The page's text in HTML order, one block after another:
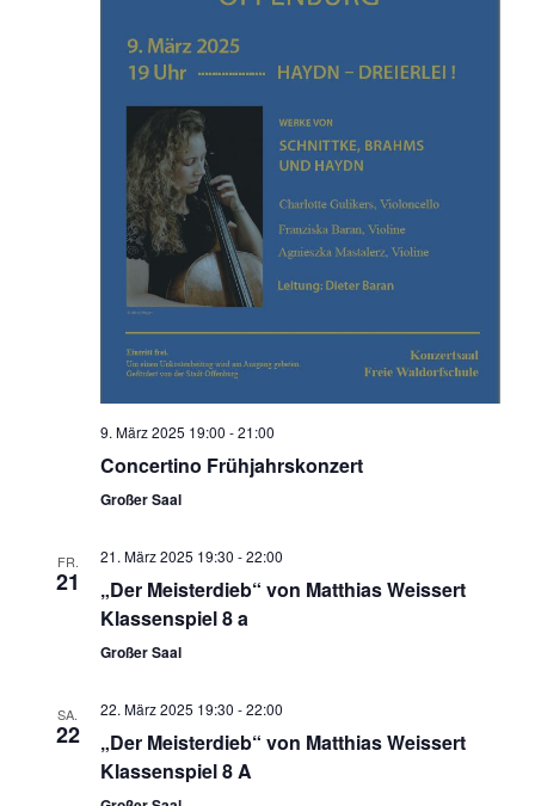
9. März 2025 19:00 -21:00
Concertino Frühjahrskonzert
Großer Saal
FR.
21
21. März 2025 19:30 -22:00
„Der Meisterdieb“ von Matthias Weissert
Klassenspiel 8 a
Großer Saal
SA.
22
22. März 2025 19:30 -22:00
„Der Meisterdieb“ von Matthias Weissert
Klassenspiel 8 A